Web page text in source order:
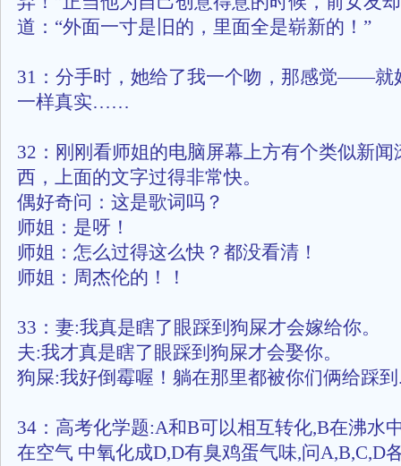
道：“外面一寸是旧的，里面全是崭新的！”
31：分手时，她给了我一个吻，那感觉——就
一样真实……
32：刚刚看师姐的电脑屏幕上方有个类似新闻
西，上面的文字过得非常快。
偶好奇问：这是歌词吗？
师姐：是呀！
师姐：怎么过得这么快？都没看清！
师姐：周杰伦的！！
33：妻:我真是瞎了眼踩到狗屎才会嫁给你。
夫:我才真是瞎了眼踩到狗屎才会娶你。
狗屎:我好倒霉喔！躺在那里都被你们俩给踩到
34：高考化学题:A和B可以相互转化,B在沸水
在空气 中氧化成D,D有臭鸡蛋气味,问A,B,C,D